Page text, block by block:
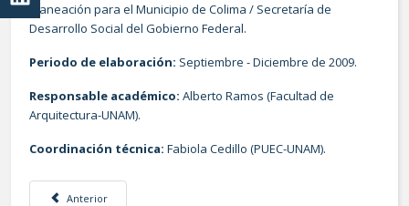
Planeación para el Municipio de Colima / Secretaría de
Desarrollo Social del Gobierno Federal.
Periodo de elaboración: Septiembre - Diciembre de 2009.
Responsable académico: Alberto Ramos (Facultad de
Arquitectura-UNAM).
Coordinación técnica: Fabiola Cedillo (PUEC-UNAM).
Artículo anterior: Programa Parcial de Desarrollo Urbano de la zona
Anterior